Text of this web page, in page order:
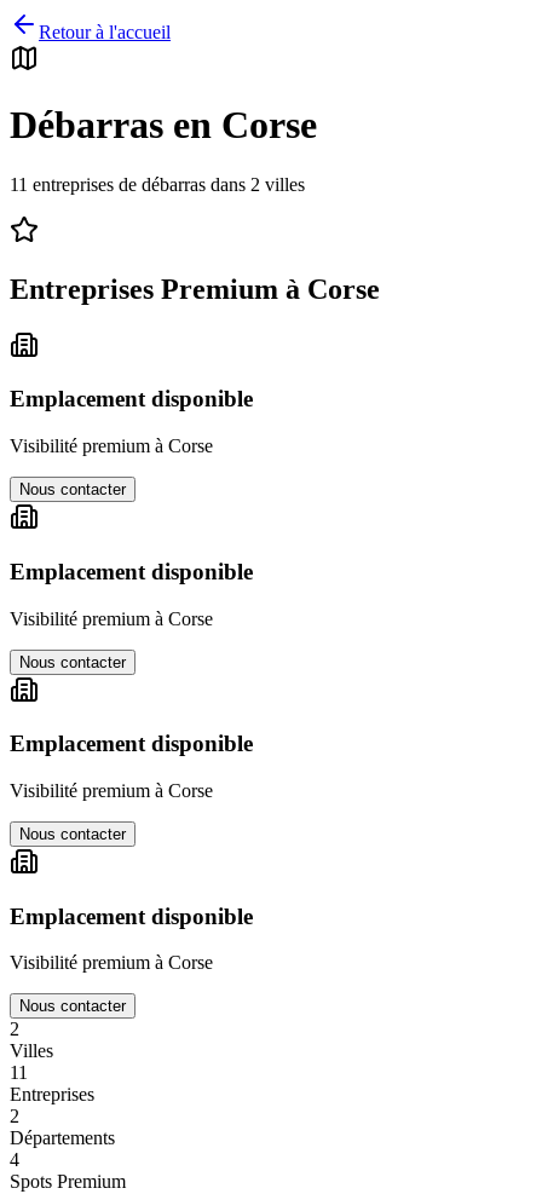
Retour à l'accueil
Débarras en Corse
11 entreprises de débarras dans 2 villes
Entreprises Premium à Corse
Emplacement disponible
Visibilité premium à Corse
Nous contacter
Emplacement disponible
Visibilité premium à Corse
Nous contacter
Emplacement disponible
Visibilité premium à Corse
Nous contacter
Emplacement disponible
Visibilité premium à Corse
Nous contacter
2
Villes
11
Entreprises
2
Départements
4
Spots Premium